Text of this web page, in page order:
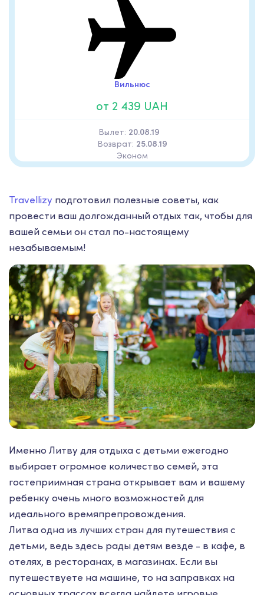
Вильнюс
от 2 439 UAH
Вылет: 20.08.19
Возврат: 25.08.19
Эконом
Travellizy подготовил полезные советы, как
провести ваш долгожданный отдых так, чтобы для
вашей семьи он стал по-настоящему
незабываемым!
Именно Литву для отдыха с детьми ежегодно
выбирает огромное количество семей, эта
гостеприимная страна открывает вам и вашему
ребенку очень много возможностей для
идеального времяпрепровождения.
Литва одна из лучших стран для путешествия с
детьми, ведь здесь рады детям везде - в кафе, в
отелях, в ресторанах, в магазинах. Если вы
путешествуете на машине, то на заправках на